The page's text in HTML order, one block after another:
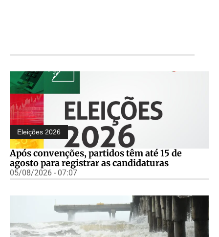
Eleições 2026
Após convenções, partidos têm até 15 de
agosto para registrar as candidaturas
05/08/2026 - 07:07